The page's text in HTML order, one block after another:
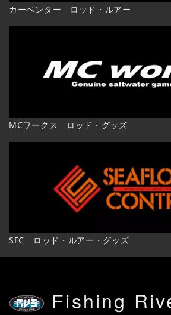
カーペンター ロッド・ルアー
MCワークス ロッド・グッズ
SFC ロッド・ルアー・グッズ
Fishing